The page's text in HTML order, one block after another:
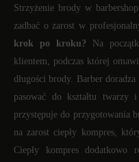
Strzyżenie brody w
zadbać o zarost w
krok po kroku? Na
klientem, podczas której
długości brody. Barber
pasować do kształtu twarzy
przystępuje do przygotowania
na zarost ciepły kompres,
Ciepły kompres